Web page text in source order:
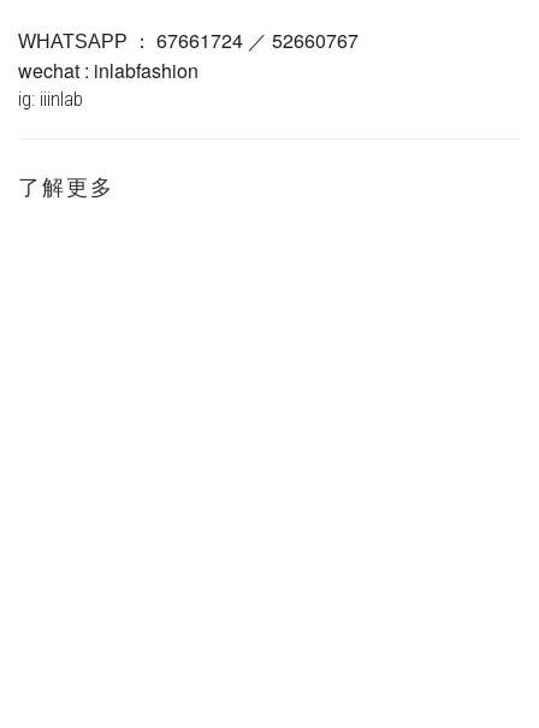
WHATSAPP ： 67661724 ／ 52660767
wechat : inlabfashion
ig: iiinlab
了解更多